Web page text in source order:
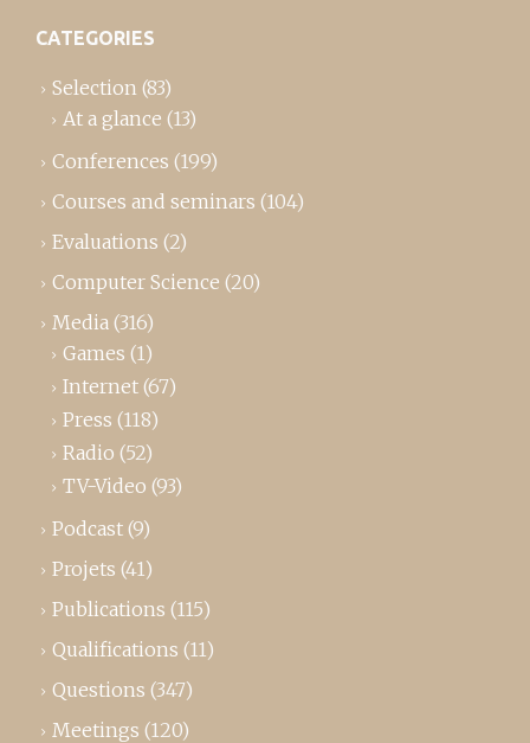
CATEGORIES
Selection (83)
At a glance (13)
Conferences (199)
Courses and seminars (104)
Evaluations (2)
Computer Science (20)
Media (316)
Games (1)
Internet (67)
Press (118)
Radio (52)
TV-Video (93)
Podcast (9)
Projets (41)
Publications (115)
Qualifications (11)
Questions (347)
Meetings (120)